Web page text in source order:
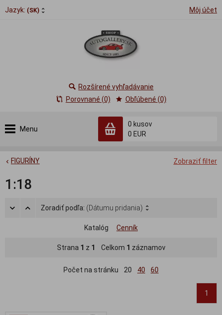
Jazyk: (SK) Môj účet
Menu
0 kusov
0 EUR
Rozšírené vyhľadávanie
Porovnané (0)
Obľúbené (0)
Zobraziť filter
FIGURÍNY
1:18
Zoradiť podľa: (Dátumu pridania)
Katalóg Cenník
Strana 1 z 1 Celkom 1 záznamov
Počet na stránku 20 40 60
1